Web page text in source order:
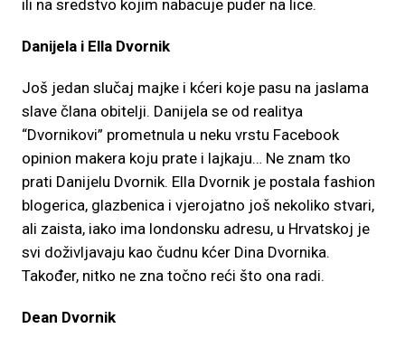
ili na sredstvo kojim nabacuje puder na lice.
Danijela i Ella Dvornik
Još jedan slučaj majke i kćeri koje pasu na jaslama
slave člana obitelji. Danijela se od realitya
“Dvornikovi” prometnula u neku vrstu Facebook
opinion makera koju prate i lajkaju… Ne znam tko
prati Danijelu Dvornik. Ella Dvornik je postala fashion
blogerica, glazbenica i vjerojatno još nekoliko stvari,
ali zaista, iako ima londonsku adresu, u Hrvatskoj je
svi doživljavaju kao čudnu kćer Dina Dvornika.
Također, nitko ne zna točno reći što ona radi.
Dean Dvornik